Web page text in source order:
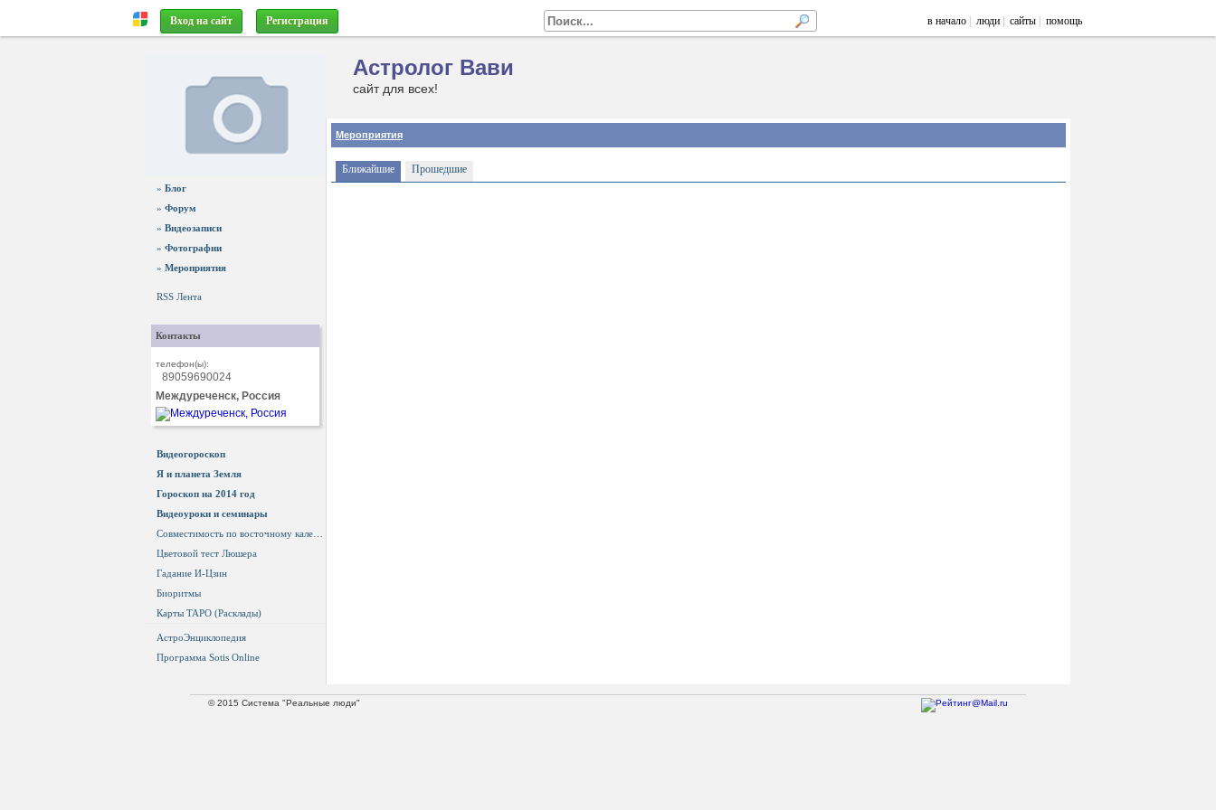
Вход на сайт Регистрация в начало люди сайты помощь
Астролог Вави
сайт для всех!
» Блог
» Форум
» Видеозаписи
» Фотографии
» Мероприятия
RSS Лента
Контакты
телефон(ы):
89059690024
Междуреченск, Россия
Видеогороскоп
Я и планета Земля
Гороскоп на 2014 год
Видеоуроки и семинары
Цветовой тест Люшера
Гадание И-Цзин
Биоритмы
Карты ТАРО (Расклады)
АстроЭнциклопедия
Программа Sotis Online
Мероприятия
Ближайшие Прошедшие
© 2015 Система "Реальные люди"